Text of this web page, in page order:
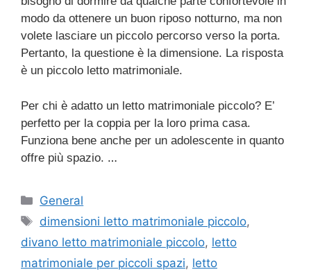
modo da ottenere un buon riposo notturno, ma non
volete lasciare un piccolo percorso verso la porta.
Pertanto, la questione è la dimensione. La risposta
è un piccolo letto matrimoniale.
Per chi è adatto un letto matrimoniale piccolo? E’
perfetto per la coppia per la loro prima casa.
Funziona bene anche per un adolescente in quanto
offre più spazio. …
Categorie
General
Tag
dimensioni letto matrimoniale piccolo,
divano letto matrimoniale piccolo, letto
matrimoniale per piccoli spazi, letto